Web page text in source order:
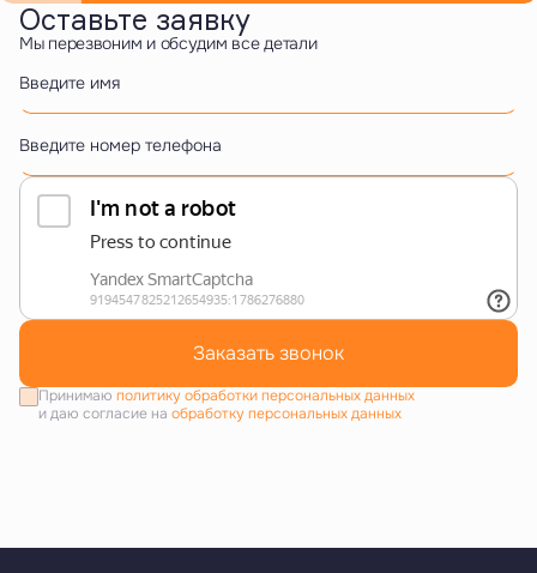
Оставьте заявку
Мы перезвоним и обсудим все детали
Введите имя
Введите номер телефона
Заказать звонок
Принимаю политику обработки персональных данных
и даю согласие на обработку персональных данных